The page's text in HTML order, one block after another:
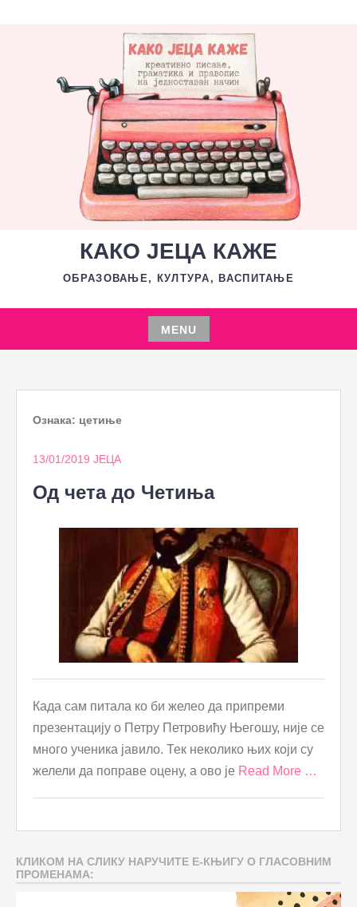
КАКО ЈЕЦА КАЖЕ
ОБРАЗОВАЊЕ, КУЛТУРА, ВАСПИТАЊЕ
MENU
Skip
content
Ознака: цетиње
13/01/2019 ЈЕЦА
Од чета до Четиња
Када сам питала ко би желео да припреми
презентацију о Петру Петровићу Његошу, није се
много ученика јавило. Тек неколико њих који су
желели да поправе оцену, а ово је Read More …
КЛИКОМ НА СЛИКУ НАРУЧИТЕ Е-КЊИГУ О ГЛАСОВНИМ
ПРОМЕНАМА: